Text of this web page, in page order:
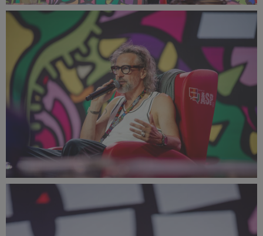
PR2025_Dominik_Zachariasz_DZF_8042_small_1500x999.jpg
641 KB
PR2025_Dominik_Malik_7232_small_1500x1000.jpg